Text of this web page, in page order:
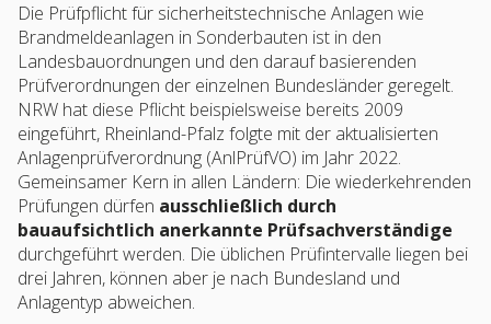
Die Prüfpflicht für sicherheitstechnische Anlagen wie
Brandmeldeanlagen in Sonderbauten ist in den
Landesbauordnungen und den darauf basierenden
Prüfverordnungen der einzelnen Bundesländer geregelt.
NRW hat diese Pflicht beispielsweise bereits 2009
eingeführt, Rheinland-Pfalz folgte mit der aktualisierten
Anlagenprüfverordnung (AnlPrüfVO) im Jahr 2022.
Gemeinsamer Kern in allen Ländern: Die wiederkehrenden
Prüfungen dürfen ausschließlich durch
bauaufsichtlich anerkannte Prüfsachverständige
durchgeführt werden. Die üblichen Prüfintervalle liegen bei
drei Jahren, können aber je nach Bundesland und
Anlagentyp abweichen.